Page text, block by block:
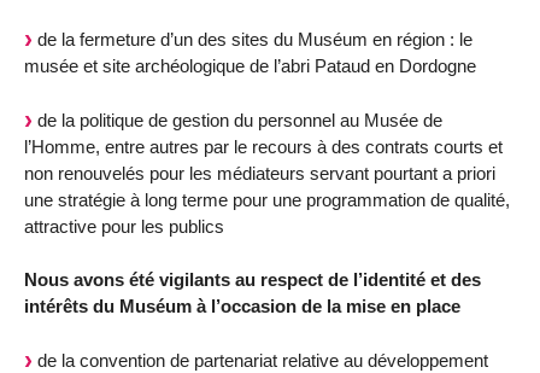
de la fermeture d’un des sites du Muséum en région : le
musée et site archéologique de l’abri Pataud en Dordogne
de la politique de gestion du personnel au Musée de
l’Homme, entre autres par le recours à des contrats courts et
non renouvelés pour les médiateurs servant pourtant a priori
une stratégie à long terme pour une programmation de qualité,
attractive pour les publics
Nous avons été vigilants au respect de l’identité et des
intérêts du Muséum à l’occasion de la mise en place
de la convention de partenariat relative au développement